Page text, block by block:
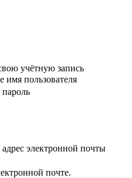
учётную запись
имя пользователя
электронной почты
почте.